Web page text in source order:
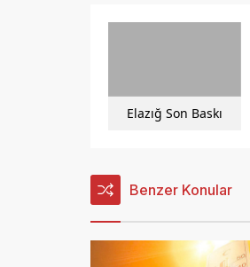
Elazığ Son Baskı
Benzer Konular